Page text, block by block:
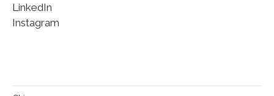
LinkedIn
Instagram